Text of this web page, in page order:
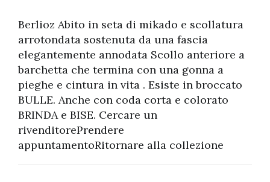
Berlioz Abito in seta di mikado e scollatura
arrotondata sostenuta da una fascia
elegantemente annodata Scollo anteriore a
barchetta che termina con una gonna a
pieghe e cintura in vita . Esiste in broccato
BULLE. Anche con coda corta e colorato
BRINDA e BISE. Cercare un
rivenditorePrendere
appuntamentoRitornare alla collezione